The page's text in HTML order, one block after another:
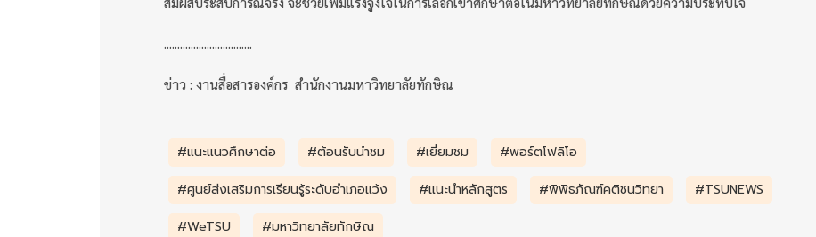
ข่าว : งานสื่อสารองค์กร สำนักงานมหาวิทยาลัยทักษิณ
#แนะแนวศึกษาต่อ #ต้อนรับนำชม #เยี่ยมชม
#พอร์ตโฟลิโอ
#ศูนย์ส่งเสริมการเรียนรู้ระดับอำเภอแว้ง
#แนะนำหลักสูตร #พิพิธภัณฑ์คติชนวิทยา
#TSUNEWS
#WeTSU
#มหาวิทยาลัยทักษิณ